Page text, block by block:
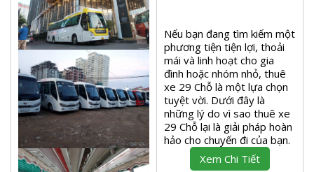
Nếu bạn đang tìm kiếm một
phương tiện tiện lợi, thoải
mái và linh hoạt cho gia
đình hoặc nhóm nhỏ, thuê
xe 29 Chỗ là một lựa chọn
tuyệt vời. Dưới đây là
những lý do vì sao thuê xe
29 Chỗ lại là giải pháp hoàn
hảo cho chuyến đi của bạn.
Xem Chi Tiết